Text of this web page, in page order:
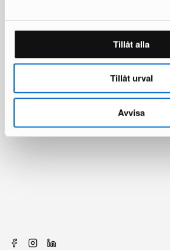
Tillåt alla
Tillåt urval
Avvisa